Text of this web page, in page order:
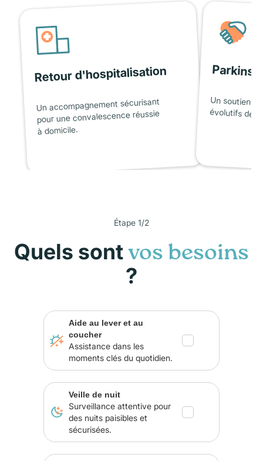
Retour d'hospitalisation
Un accompagnement sécurisant
pour une convalescence réussie
à domicile.
Un soutien
évolutifs de
Étape 1/2
Quels sont vos besoins
?
Aide au lever et au
coucher
Assistance dans les
moments clés du quotidien.
Veille de nuit
Surveillance attentive pour
des nuits paisibles et
sécurisées.